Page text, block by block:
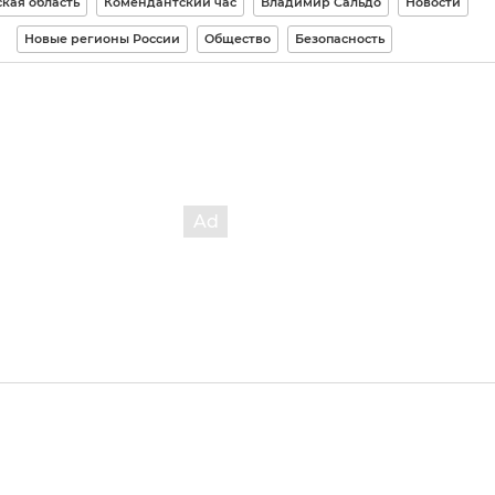
Новые регионы России Общество Безопасность